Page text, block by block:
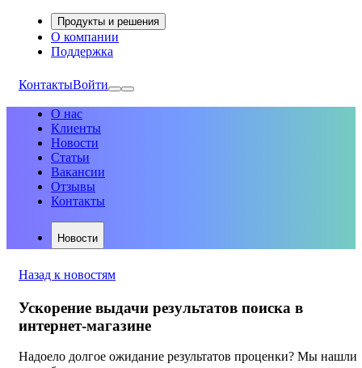
Продукты и решения
О компании
Поддержка
КонтактыВойти
О нас
Клиенты
Новости
Статьи
Вакансии
Отзывы
Контакты
Новости
Назад к новостям
Ускорение выдачи результатов поиска в
интернет-магазине
Надоело долгое ожидание результатов проценки? Мы нашли